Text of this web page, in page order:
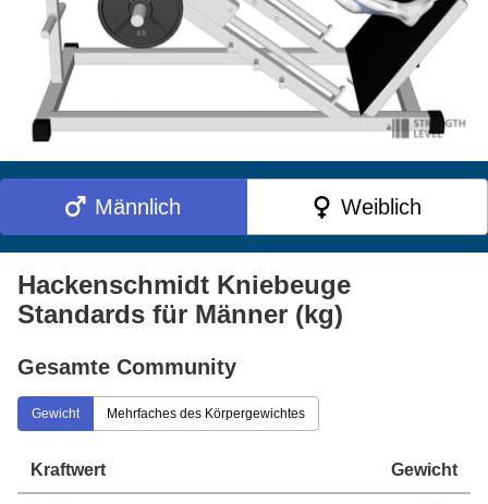
Männlich Weiblich
Hackenschmidt Kniebeuge
Standards für Männer (kg)
Gesamte Community
Gewicht Mehrfaches des Körpergewichtes
Kraftwert Gewicht